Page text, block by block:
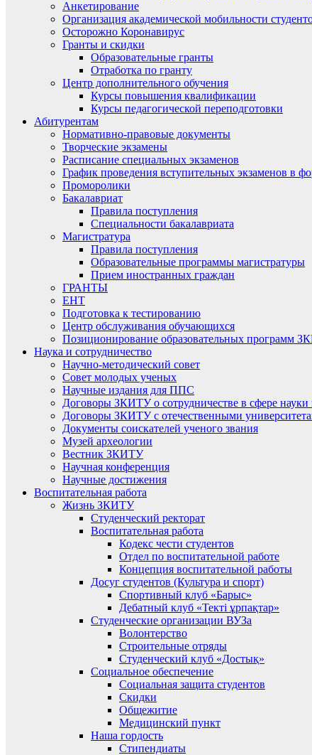
Анкетирование
Организация академической мобильности
Осторожно Коронавирус
Гранты и скидки
Образовательные гранты
Отработка по гранту
Центр дополнительного обучения
Курсы повышения квалификации
Курсы педагогической переподготовки
Абитурентам
Нормативно-правовые документы
Творческие экзамены
Расписание специальных экзаменов
График проведения вступительных экзаменов в
Проморолики
Бакалавриат
Правила поступления
Специальности бакалавриата
Магистратура
Правила поступления
Образовательные программы магистратуры
Прием иностранных граждан
ГРАНТЫ
ЕНТ
Подготовка к тестированию
Центр обслуживания обучающихся
Позиционирование образовательных программ
Наука и сотрудничество
Научно-методический совет
Совет молодых ученых
Научные издания для ППС
Договоры ЗКИТУ о сотрудничестве в сфере науки
Договоры ЗКИТУ с отечественными
Документы соискателей ученого звания
Музей археологии
Вестник ЗКИТУ
Научная конференция
Научные достижения
Воспитательная работа
Жизнь ЗКИТУ
Студенческий ректорат
Воспитательная работа
Кодекс чести студентов
Отдел по воспитательной работе
Концепция воспитательной работы
Досуг студентов (Культура и спорт)
Спортивный клуб «Барыс»
Дебатный клуб «Текті ұрпақтар»
Студенческие организации ВУЗа
Волонтерство
Строительные отряды
Студенческий клуб «Достық»
Социальное обеспечение
Социальная защита студентов
Скидки
Общежитие
Медицинский пункт
Наша гордость
Стипендиаты